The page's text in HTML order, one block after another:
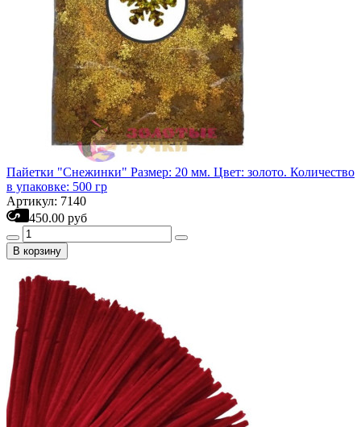
Пайетки "Снежинки" Размер: 20 мм. Цвет: золото. Количество
в упаковке: 500 гр
Артикул: 7140
450.00 руб
В корзину